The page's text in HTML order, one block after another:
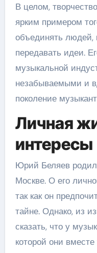
В целом,
ярким примером
объединять людей,
передавать идеи.
музыкальной
незабываемыми и
поколение
Личная
интересы
Юрий Беляев
Москве. О его
так как он
тайне. Однако, из
сказать, что у
которой они